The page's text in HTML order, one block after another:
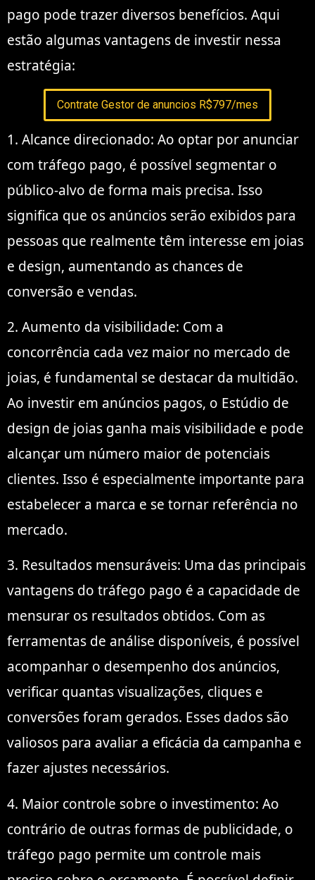
pago pode trazer diversos benefícios. Aqui
estão algumas vantagens de investir nessa
estratégia:
Contrate Gestor de anuncios R$797/mes
1. Alcance direcionado: Ao optar por anunciar
com tráfego pago, é possível segmentar o
público-alvo de forma mais precisa. Isso
significa que os anúncios serão exibidos para
pessoas que realmente têm interesse em joias
e design, aumentando as chances de
conversão e vendas.
2. Aumento da visibilidade: Com a
concorrência cada vez maior no mercado de
joias, é fundamental se destacar da multidão.
Ao investir em anúncios pagos, o Estúdio de
design de joias ganha mais visibilidade e pode
alcançar um número maior de potenciais
clientes. Isso é especialmente importante para
estabelecer a marca e se tornar referência no
mercado.
3. Resultados mensuráveis: Uma das principais
vantagens do tráfego pago é a capacidade de
mensurar os resultados obtidos. Com as
ferramentas de análise disponíveis, é possível
acompanhar o desempenho dos anúncios,
verificar quantas visualizações, cliques e
conversões foram gerados. Esses dados são
valiosos para avaliar a eficácia da campanha e
fazer ajustes necessários.
4. Maior controle sobre o investimento: Ao
contrário de outras formas de publicidade, o
tráfego pago permite um controle mais